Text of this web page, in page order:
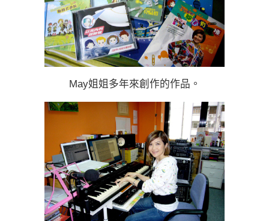
May姐姐多年來創作的作品。